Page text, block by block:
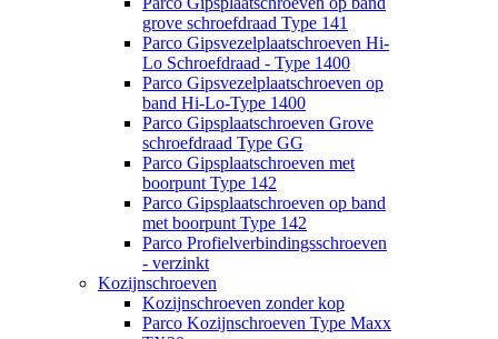
grove schroefdraad Type 141
Parco Gipsvezelplaatschroeven Hi-
Lo Schroefdraad - Type 1400
Parco Gipsvezelplaatschroeven op
band Hi-Lo-Type 1400
Parco Gipsplaatschroeven Grove
schroefdraad Type GG
Parco Gipsplaatschroeven met
boorpunt Type 142
Parco Gipsplaatschroeven op band
met boorpunt Type 142
Parco Profielverbindingsschroeven
- verzinkt
Kozijnschroeven
Kozijnschroeven zonder kop
Parco Kozijnschroeven Type Maxx